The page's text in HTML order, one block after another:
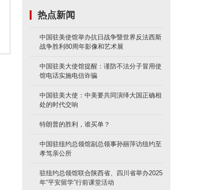
热点新闻
中国驻美使馆举办抗日战争暨世界反法西斯
战争胜利80周年影像和艺术展
中国驻美大使馆提醒：谨防不法分子冒用使
馆电话实施电信诈骗
中国驻美大使：中美要共同演绎大国正确相
处的时代交响
特朗普的胜利，谁买单？
中国驻纽约总领馆副总领事孙丽萍访纽约至
孝笃亲公所
驻纽约总领馆联合陕西省、四川省举办2025
年“平安留学”行前课堂活动